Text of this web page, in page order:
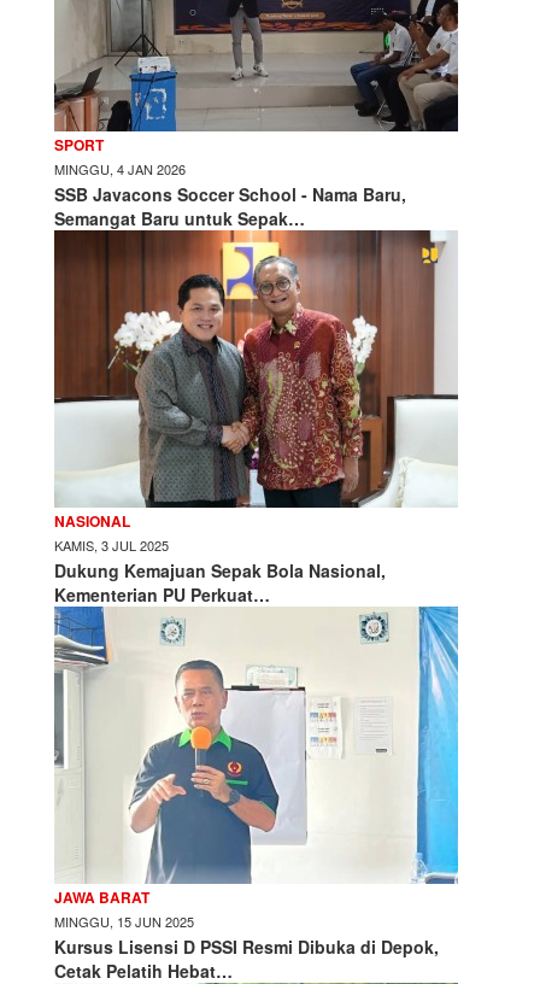
SPORT
MINGGU, 4 JAN 2026
SSB Javacons Soccer School - Nama Baru,
Semangat Baru untuk Sepak…
NASIONAL
KAMIS, 3 JUL 2025
Dukung Kemajuan Sepak Bola Nasional,
Kementerian PU Perkuat…
JAWA BARAT
MINGGU, 15 JUN 2025
Kursus Lisensi D PSSI Resmi Dibuka di Depok,
Cetak Pelatih Hebat…